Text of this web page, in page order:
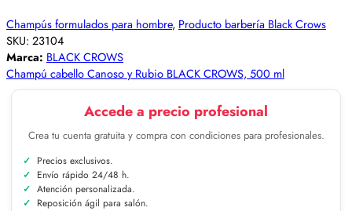
Champús formulados para hombre, Producto barbería Black Crows
SKU: 23104
Marca: BLACK CROWS
Champú cabello Canoso y Rubio BLACK CROWS, 500 ml
Accede a precio profesional
Crea tu cuenta gratuita y compra con condiciones para profesionales.
Precios exclusivos.
Envío rápido 24/48 h.
Atención personalizada.
Reposición ágil para salón.